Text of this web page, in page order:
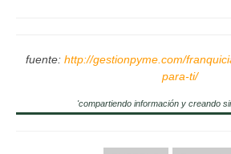
fuente: http://gestionpyme.com/
para-ti/
'compartiendo información y creando